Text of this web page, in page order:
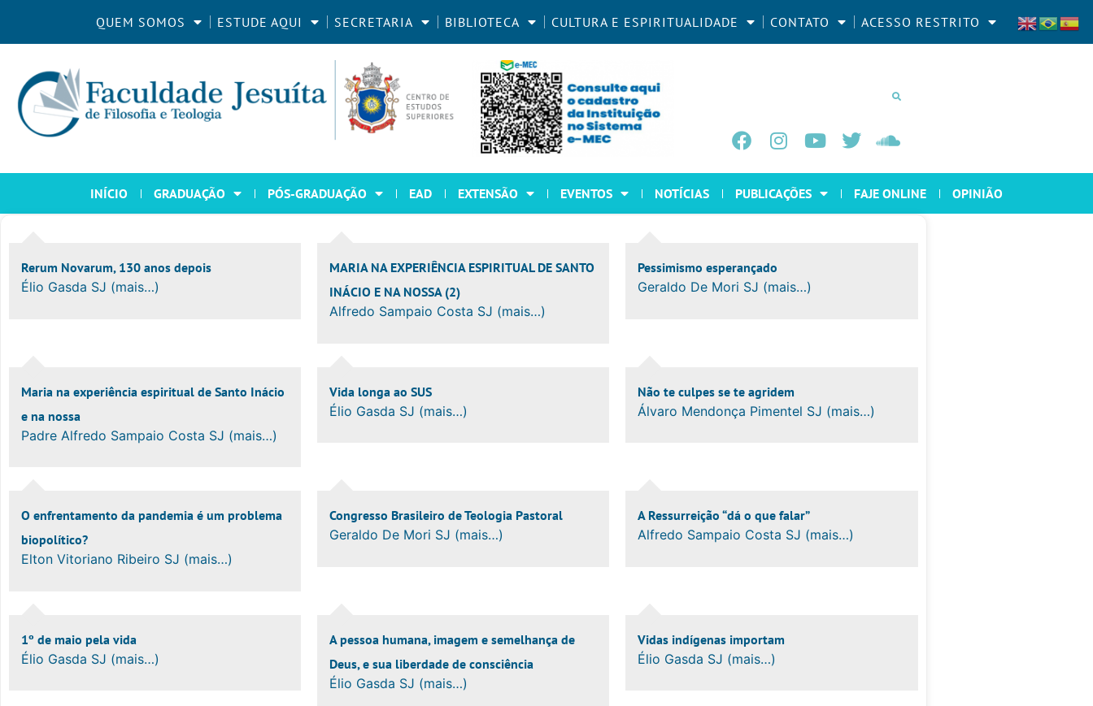
QUEM SOMOS ESTUDE AQUI SECRETARIA BIBLIOTECA CULTURA E ESPIRITUALIDADE CONTATO ACESSO RESTRITO
INÍCIO GRADUAÇÃO PÓS-GRADUAÇÃO EAD EXTENSÃO EVENTOS NOTÍCIAS PUBLICAÇÕES FAJE ONLINE OPINIÃO
Rerum Novarum, 130 anos depois
Élio Gasda SJ (mais…)
MARIA NA EXPERIÊNCIA ESPIRITUAL DE SANTO
INÁCIO E NA NOSSA (2)
Alfredo Sampaio Costa SJ (mais…)
Pessimismo esperançado
Geraldo De Mori SJ (mais…)
Maria na experiência espiritual de Santo Inácio
e na nossa
Padre Alfredo Sampaio Costa SJ (mais…)
Vida longa ao SUS
Élio Gasda SJ (mais…)
Não te culpes se te agridem
Álvaro Mendonça Pimentel SJ (mais…)
O enfrentamento da pandemia é um problema
biopolítico?
Elton Vitoriano Ribeiro SJ (mais…)
Congresso Brasileiro de Teologia Pastoral
Geraldo De Mori SJ (mais…)
A Ressurreição “dá o que falar”
Alfredo Sampaio Costa SJ (mais…)
1º de maio pela vida
Élio Gasda SJ (mais…)
A pessoa humana, imagem e semelhança de
Deus, e sua liberdade de consciência
Élio Gasda SJ (mais…)
Vidas indígenas importam
Élio Gasda SJ (mais…)